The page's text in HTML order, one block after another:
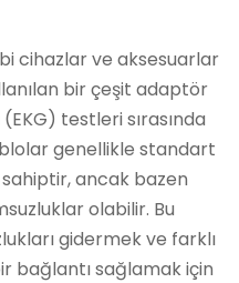
cihazlar ve aksesuarlar
bir çeşit adaptör
testleri sırasında
genellikle standart
ancak bazen
olabilir. Bu
gidermek ve farklı
bağlantı sağlamak için